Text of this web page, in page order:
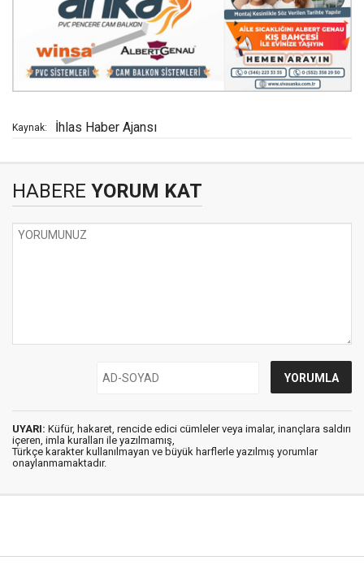
Kaynak: İhlas Haber Ajansı
HABERE YORUM KAT
UYARI: Küfür, hakaret, rencide edici cümleler veya imalar, inançlara saldırı
içeren, imla kuralları ile yazılmamış,
Türkçe karakter kullanılmayan ve büyük harflerle yazılmış yorumlar
onaylanmamaktadır.